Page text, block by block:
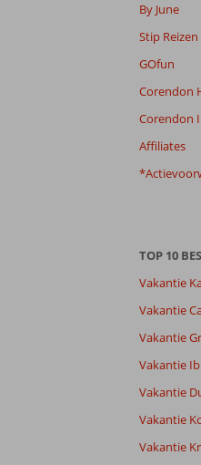
Eten
Kamers
Wifi
By June
Stip Reizen
GOfun
Corendon
Corendon
Affiliates
TOP 10
Vakantie
Vakantie
Vakantie
Vakantie
Vakantie
Vakantie
Vakantie